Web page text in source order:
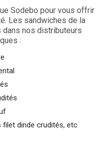
Sodebo pour vous offrir
Les sandwiches de la
nos distributeurs
:
dinde crudités, etc